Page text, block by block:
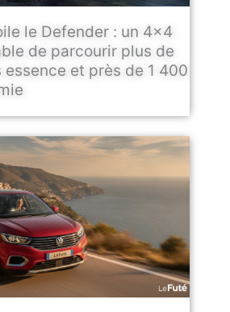
le Defender : un 4×4
de parcourir plus de
essence et près de 1 400